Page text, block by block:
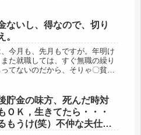
ないし、得なので、切り
。
今月も、先月もですが。年明け
た就職しては、すぐ無職の繰り
てないのだから、そりゃ〇貧生
貯金の味方、死んだ時対
ＯＫ，生きてたら・・・
もうけ(笑）不仲な夫仕様